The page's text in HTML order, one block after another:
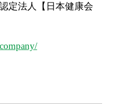
定法人【日本健康会